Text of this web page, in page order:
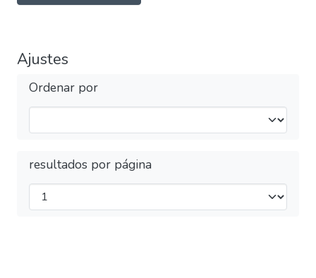
Ajustes
Ordenar por
resultados por página